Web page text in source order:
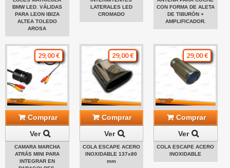
BMW LED. VÁLIDAS
PARA LEON IBIZA
ALTEA TOLEDO
AROSA
LATERALES LED
CROMADO
CON FORMA DE ALETA
DE TIBURÓN +
AMPLIFICADOR.
29,00 €
Comprar
Ver
CAMARA MARCHA
ATRÁS MINI PARA
INTEGRAR EN
29,00 €
Comprar
Ver
COLA ESCAPE ACERO
INOXIDABLE 137x80
mm
29,00 €
Comprar
Ver
COLA ESCAPE ACERO
INOXIDABLE